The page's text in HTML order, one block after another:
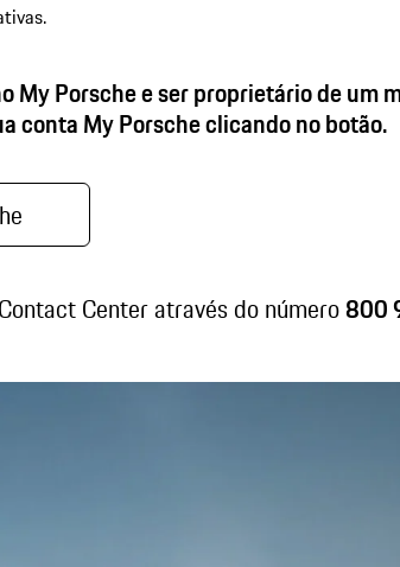
Porsche e ser proprietário de um
conta My Porsche clicando no botão.
Center através do número800